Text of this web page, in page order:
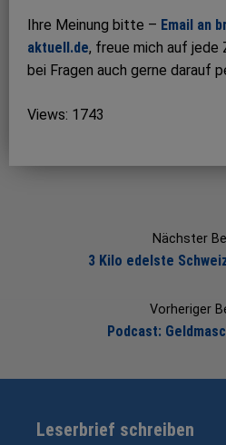
Ihre Meinung bitte – Email an
aktuell.de, freue mich auf
bei Fragen auch gerne darauf
Views: 1743
Nächster
3 Kilo edelste
Vorheriger
Podcast:
Leserbrief schreiben